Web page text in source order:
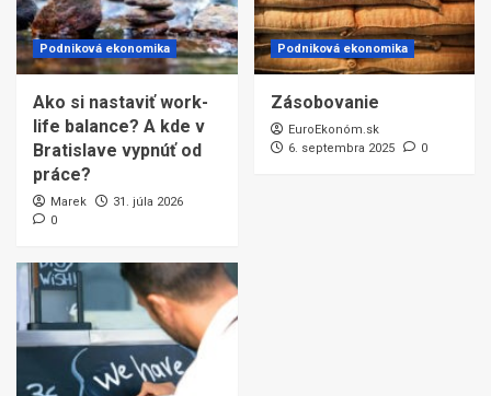
Podniková ekonomika
Ako si nastaviť work-
life balance? A kde v
Bratislave vypnúť od
práce?
Marek
31. júla 2026
0
Podniková ekonomika
Zásobovanie
EuroEkonóm.sk
6. septembra 2025
0